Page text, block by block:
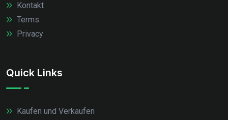
Kontakt
Terms
Privacy
Quick Links
Kaufen und Verkaufen